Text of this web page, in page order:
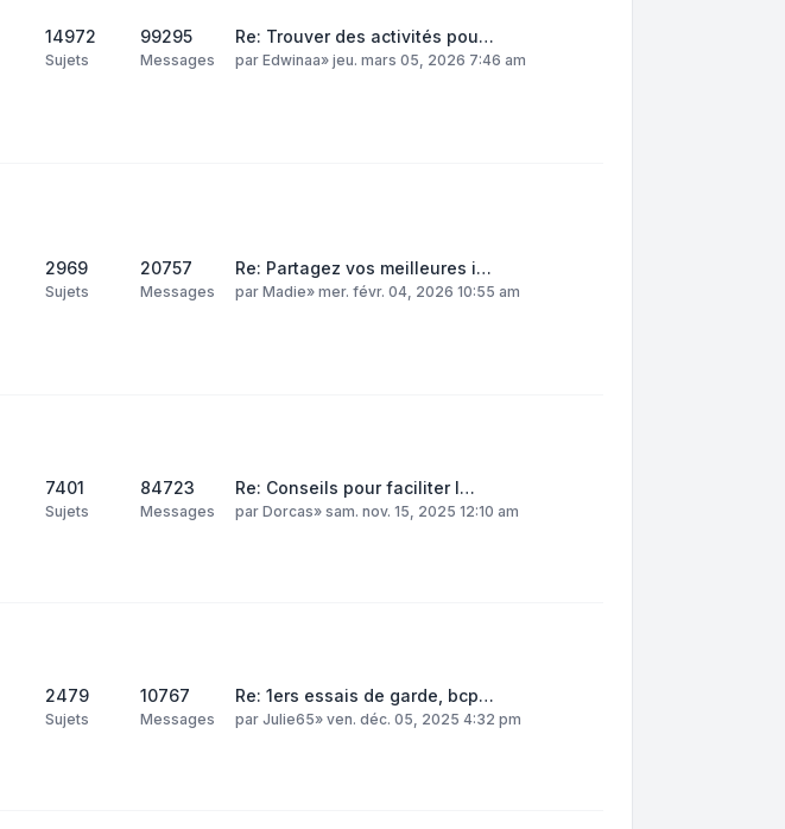
14972
Sujets
99295
Messages
Re: Trouver des activités pou…
par Edwinaa» jeu. mars 05, 2026 7:46 am
2969
Sujets
20757
Messages
Re: Partagez vos meilleures i…
par Madie» mer. févr. 04, 2026 10:55 am
7401
Sujets
84723
Messages
Re: Conseils pour faciliter l…
par Dorcas» sam. nov. 15, 2025 12:10 am
2479
Sujets
10767
Messages
Re: 1ers essais de garde, bcp…
par Julie65» ven. déc. 05, 2025 4:32 pm